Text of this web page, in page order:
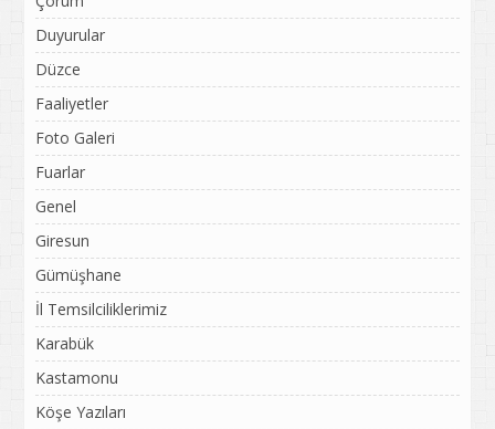
Duyurular
Düzce
Faaliyetler
Foto Galeri
Fuarlar
Genel
Giresun
Gümüşhane
İl Temsilciliklerimiz
Karabük
Kastamonu
Köşe Yazıları